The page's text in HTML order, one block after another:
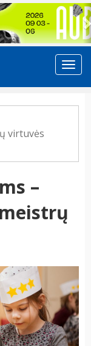
virtuvės
–